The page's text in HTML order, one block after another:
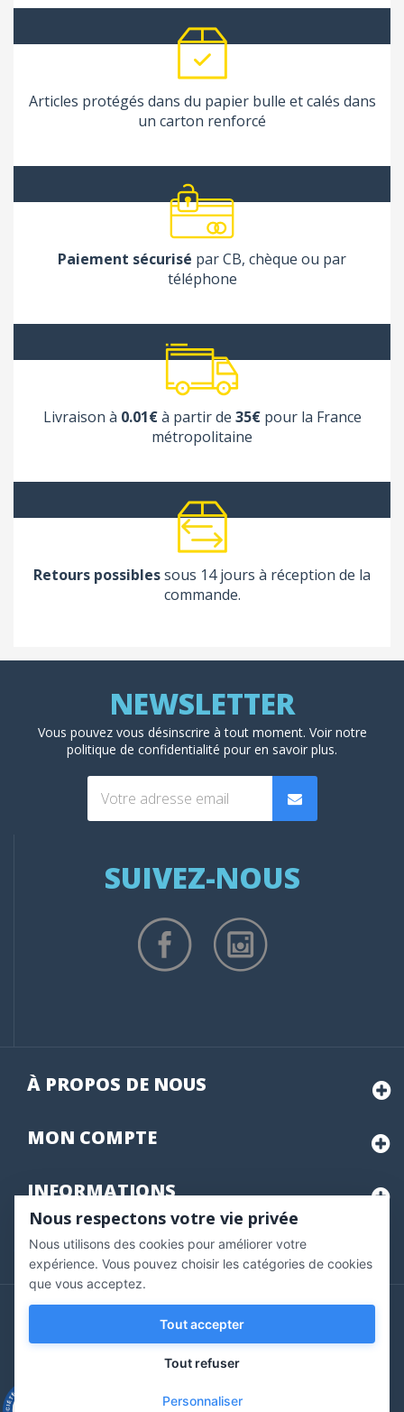
Articles protégés dans du papier bulle et calés dans
un carton renforcé
Paiement sécurisé par CB, chèque ou par
téléphone
Livraison à 0.01€à partir de 35€pour la France
métropolitaine
Retours possiblessous 14 jours à réception de la
commande.
Vous pouvez vous désinscrire à tout moment. Voir notre
politique de confidentialité pour en savoir plus.
SUIVEZ-NOUS
À PROPOS DE NOUS
MON COMPTE
INFORMATIONS
Marchand approuvé par la Société des Avis Garantis,
pour vérifier .
Copyright © 2020 Vernazobres Grego - tous droits
réservés.
Nous respectons votre vie privée
Nous utilisons des cookies pour améliorer votre
expérience. Vous pouvez choisir les catégories de cookies
que vous acceptez.
Tout accepter
Tout refuser
Personnaliser